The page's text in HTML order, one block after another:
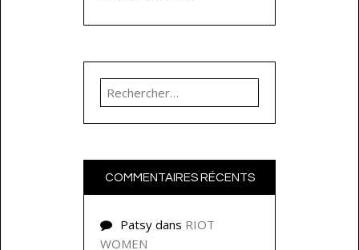
Rechercher :
COMMENTAIRES RÉCENTS
Patsy dans RIOT
WOMEN